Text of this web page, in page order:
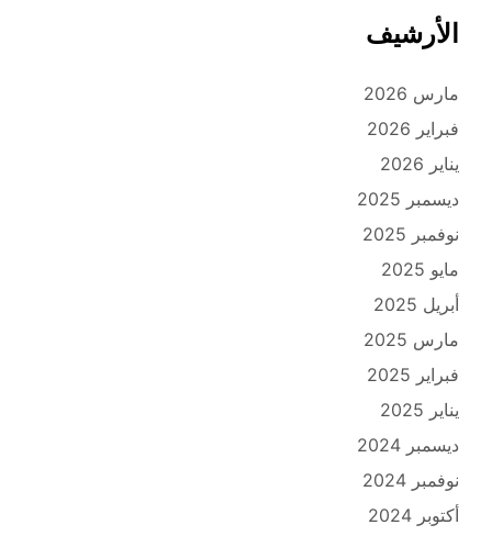
الأرشيف
مارس 2026
فبراير 2026
يناير 2026
ديسمبر 2025
نوفمبر 2025
مايو 2025
أبريل 2025
مارس 2025
فبراير 2025
يناير 2025
ديسمبر 2024
نوفمبر 2024
أكتوبر 2024